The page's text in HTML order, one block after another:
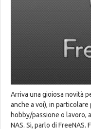
Arriva una gioiosa novità
anche a voi), in
hobby/passione o lavoro,
NAS. Si, parlo di FreeNAS.